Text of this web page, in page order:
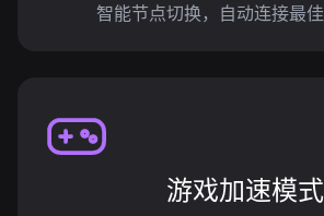
智能节点切换，自动连接最佳
游戏加速模式